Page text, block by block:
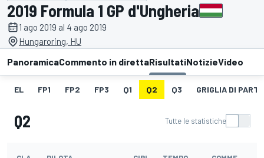
2019 Formula 1 GP d'Ungheria
1 ago 2019 al 4 ago 2019
Hungaroring, HU
PanoramicaCommento in direttaRisultatiNotizieVideo
EL FP1 FP2 FP3 Q1 Q2 Q3 GRIGLIA DI
Q2 Tutte le statistiche